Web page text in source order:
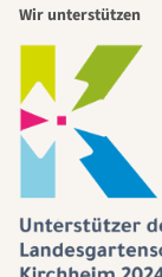
Wir unterstützen